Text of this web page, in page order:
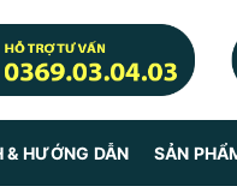
& HƯỚNG DẪN SẢN